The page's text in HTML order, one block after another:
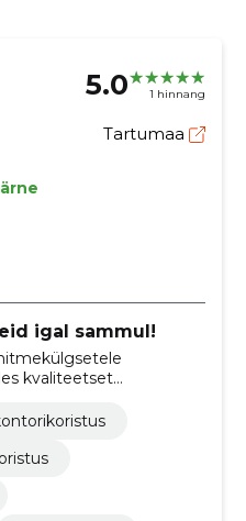
5.0 1 hinnang
Tartumaa
igal sammul!
kvaliteetset
hooldust,
puhastust.